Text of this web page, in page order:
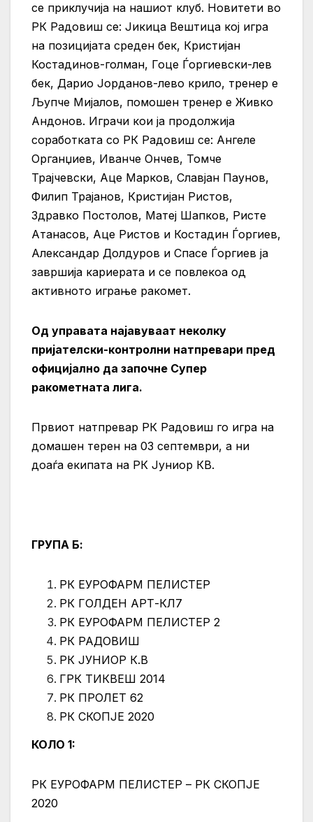
се приклучија на нашиот клуб. Новитети во
РК Радовиш се: Јикица Вештица кој игра
на позицијата среден бек, Кристијан
Костадинов-голман, Гоце Ѓоргиевски-лев
бек, Дарио Јорданов-лево крило, тренер е
Љупче Мијалов, помошен тренер е Живко
Андонов. Играчи кои ја продолжија
соработката со РК Радовиш се: Ангеле
Органџиев, Иванче Ончев, Томче
Трајчевски, Аце Марков, Славјан Паунов,
Филип Трајанов, Кристијан Ристов,
Здравко Постолов, Матеј Шапков, Ристе
Атанасов, Аце Ристов и Костадин Ѓоргиев,
Александар Долдуров и Спасе Ѓоргиев ја
завршија кариерата и се повлекоа од
активното играње ракомет.
Од управата најавуваат неколку
пријателски-контролни натпревари пред
официјално да започне Супер
ракометната лига.
Првиот натпревар РК Радовиш го игра на
домашен терен на 03 септември, а ни
доаѓа екипата на РК Јуниор КВ.
ГРУПА Б:
РК ЕУРОФАРМ ПЕЛИСТЕР
РК ГОЛДЕН АРТ-КЛ7
РК ЕУРОФАРМ ПЕЛИСТЕР 2
РК РАДОВИШ
РК ЈУНИОР К.В
ГРК ТИКВЕШ 2014
РК ПРОЛЕТ 62
РК СКОПЈЕ 2020
КОЛО 1:
РК ЕУРОФАРМ ПЕЛИСТЕР – РК СКОПЈЕ
2020